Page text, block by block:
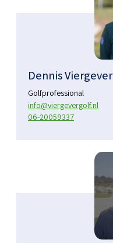
Dennis Viergever
Golfprofessional
info@viergevergolf.nl
06-20059337